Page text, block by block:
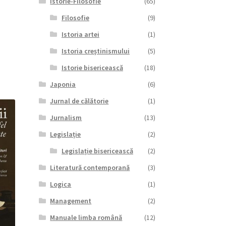
Filosofie
(9)
Istoria artei
(1)
Istoria creștinismului
(5)
Istorie bisericească
(18)
Japonia
(6)
Jurnal de călătorie
(1)
Jurnalism
(13)
Legislație
(2)
Legislație bisericească
(2)
Literatură contemporană
(3)
Logica
(1)
Management
(2)
Manuale limba română
(12)